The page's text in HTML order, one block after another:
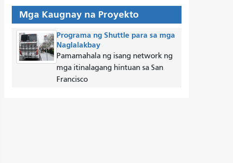
Mga Kaugnay na Proyekto
Programa ng Shuttle para sa mga
Naglalakbay
Pamamahala ng isang network ng
mga itinalagang hintuan sa San
Francisco